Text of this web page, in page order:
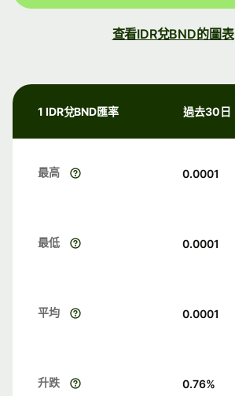
查看IDR兌BND的圖表
1 IDR兌BND匯率 過去30日
最高 0.0001
最低 0.0001
平均 0.0001
升跌 0.76%